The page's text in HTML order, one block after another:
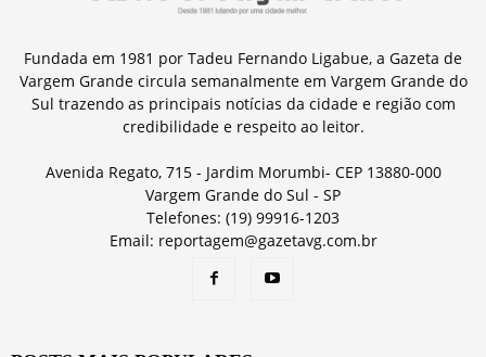
Fundada em 1981 por Tadeu Fernando Ligabue, a Gazeta de
Vargem Grande circula semanalmente em Vargem Grande do
Sul trazendo as principais notícias da cidade e região com
credibilidade e respeito ao leitor.
Avenida Regato, 715 - Jardim Morumbi- CEP 13880-000
Vargem Grande do Sul - SP
Telefones: (19) 99916-1203
Email: reportagem@gazetavg.com.br